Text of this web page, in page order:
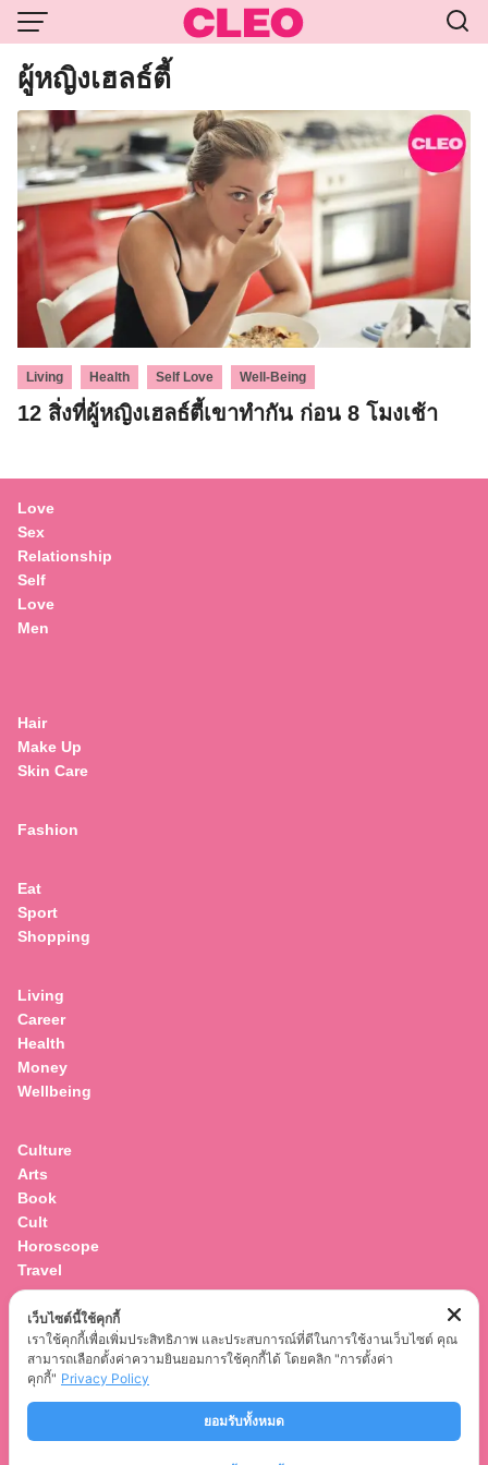
Skip
to
content
Search
ผู้หญิงเฮลธ์ตี้
Living Health Self Love Well-Being
12 สิ่งที่ผู้หญิงเฮลธ์ตี้เขาทำกัน ก่อน 8 โมงเช้า
Love
Sex
Relationship
Self
Love
Men
Hair
Make Up
Skin Care
Fashion
Eat
Sport
Shopping
Living
Career
Health
Money
Wellbeing
Culture
Arts
Book
Cult
Horoscope
Travel
Entertainment
Celebrity
Movies
Musics
เว็บไซต์นี้ใช้คุกกี้
เราใช้คุกกี้เพื่อเพิ่มประสิทธิภาพ และประสบการณ์ที่ดีในการใช้งานเว็บไซต์ คุณ
สามารถเลือกตั้งค่าความยินยอมการใช้คุกกี้ได้ โดยคลิก "การตั้งค่า
คุกกี้" Privacy Policy
ยอมรับทั้งหมด